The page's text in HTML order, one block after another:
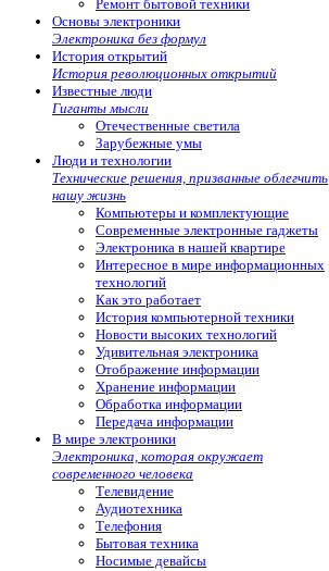
Ремонт бытовой техники
Основы электроники
Электроника без формул
История открытий
История революционных открытий
Известные люди
Гиганты мысли
Отечественные светила
Зарубежные умы
Люди и технологии
Технические решения, призванные облегчить
нашу жизнь
Компьютеры и комплектующие
Современные электронные гаджеты
Электроника в нашей квартире
Интересное в мире информационных
технологий
Как это работает
История компьютерной техники
Новости высоких технологий
Удивительная электроника
Отображение информации
Хранение информации
Обработка информации
Передача информации
В мире электроники
Электроника, которая окружает
современного человека
Телевидение
Аудиотехника
Телефония
Бытовая техника
Носимые девайсы